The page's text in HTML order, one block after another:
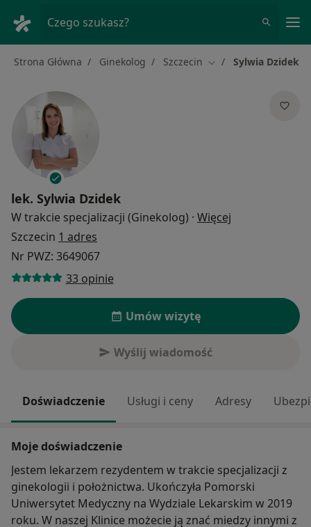
Czego szukasz?
Strona Główna Ginekolog Szczecin Zmień miasto
Sylwia Dzidek
lek. Sylwia Dzidek
W trakcie specjalizacji (Ginekolog) · Więcej
Szczecin 1 adres
Nr PWZ: 3649067
33 opinie
Umów wizytę
Wyślij wiadomość
Doświadczenie Usługi i ceny Adresy
Moje doświadczenie
Jestem lekarzem rezydentem w trakcie specjalizacji z
ginekologii i położnictwa. Ukończyła Pomorski
Uniwersytet Medyczny na Wydziale Lekarskim w 2019
roku. W naszej Klinice możecie ją znać miedzy innymi z